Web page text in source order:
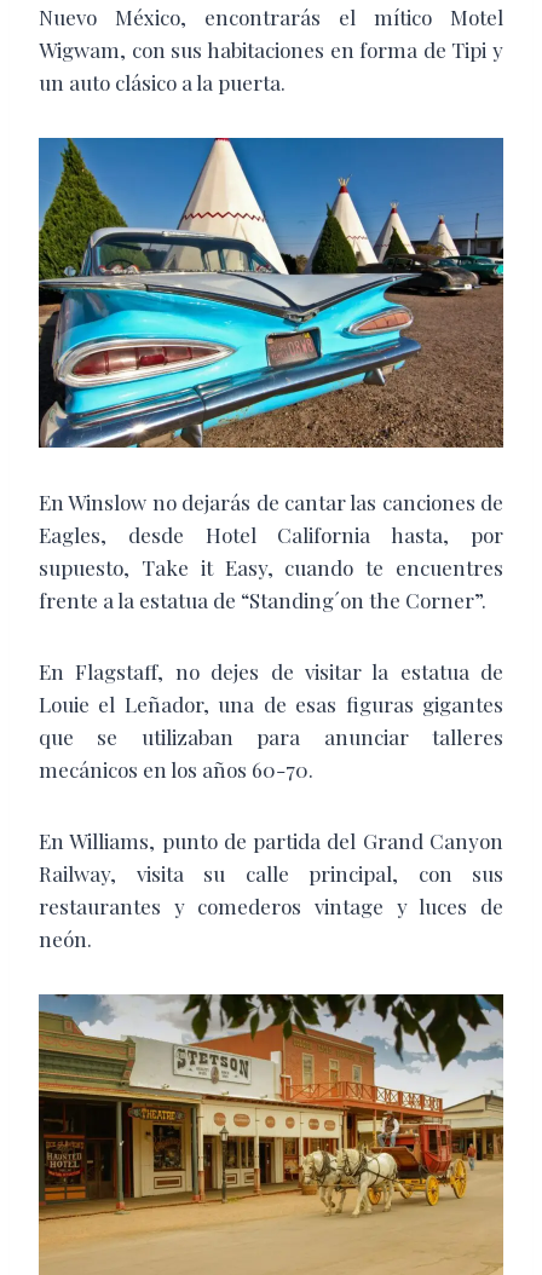
Nuevo México, encontrarás el mítico Motel
Wigwam, con sus habitaciones en forma de Tipi y
un auto clásico a la puerta.
En Winslow no dejarás de cantar las canciones de
Eagles, desde Hotel California hasta, por
supuesto, Take it Easy, cuando te encuentres
frente a la estatua de “Standing´on the Corner”.
En Flagstaff, no dejes de visitar la estatua de
Louie el Leñador, una de esas figuras gigantes
que se utilizaban para anunciar talleres
mecánicos en los años 60-70.
En Williams, punto de partida del Grand Canyon
Railway, visita su calle principal, con sus
restaurantes y comederos vintage y luces de
neón.